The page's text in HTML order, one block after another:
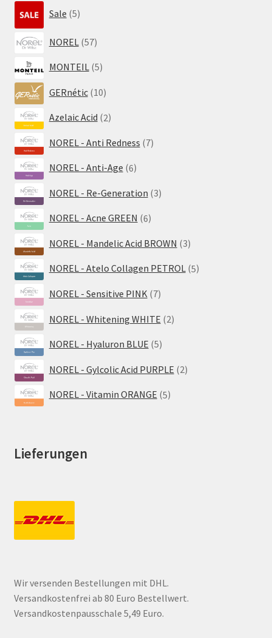
Sale 5
5
Produkte
NOREL 5757
MONTEIL 55
GERnétic 1010
Azelaic Acid 22
NOREL - Anti Redness 77
NOREL - Anti-Age 66
NOREL - Re-Generation 33
NOREL - Acne GREEN 66
NOREL - Mandelic Acid BROWN 33
NOREL - Atelo Collagen PETROL 55
NOREL - Sensitive PINK 77
NOREL - Whitening WHITE 22
NOREL - Hyaluron BLUE 55
NOREL - Gylcolic Acid PURPLE 22
NOREL - Vitamin ORANGE 55
Lieferungen
Wir versenden Bestellungen mit DHL.
Versandkostenfrei ab 80 Euro Bestellwert.
Versandkostenpausschale 5,49 Euro.